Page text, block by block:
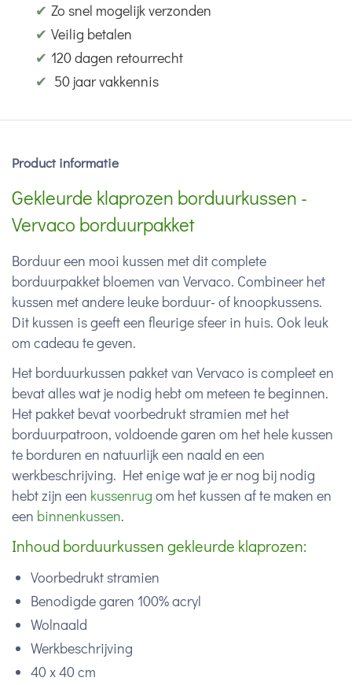
✔ Zo snel mogelijk verzonden
✔ Veilig betalen
✔ 120 dagen retourrecht
✔ 50 jaar vakkennis
Product informatie
Gekleurde klaprozen borduurkussen -
Vervaco borduurpakket
Borduur een mooi kussen met dit complete
borduurpakket bloemen van Vervaco. Combineer het
kussen met andere leuke borduur- of knoopkussens.
Dit kussen is geeft een fleurige sfeer in huis. Ook leuk
om cadeau te geven.
Het borduurkussen pakket van Vervaco is compleet en
bevat alles wat je nodig hebt om meteen te beginnen.
Het pakket bevat voorbedrukt stramien met het
borduurpatroon, voldoende garen om het hele kussen
te borduren en natuurlijk een naald en een
werkbeschrijving. Het enige wat je er nog bij nodig
hebt zijn een kussenrug om het kussen af te maken en
een binnenkussen.
Inhoud borduurkussen gekleurde klaprozen:
Voorbedrukt stramien
Benodigde garen 100% acryl
Wolnaald
Werkbeschrijving
40 x 40 cm